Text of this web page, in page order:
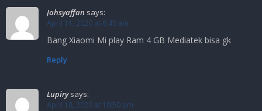
Jahsyaffan says:
April 11, 2020 at 6:40 am
Bang Xiaomi Mi play Ram 4 GB Mediatek bisa gk
Reply
Lupiry says:
April 18, 2020 at 10:50 pm